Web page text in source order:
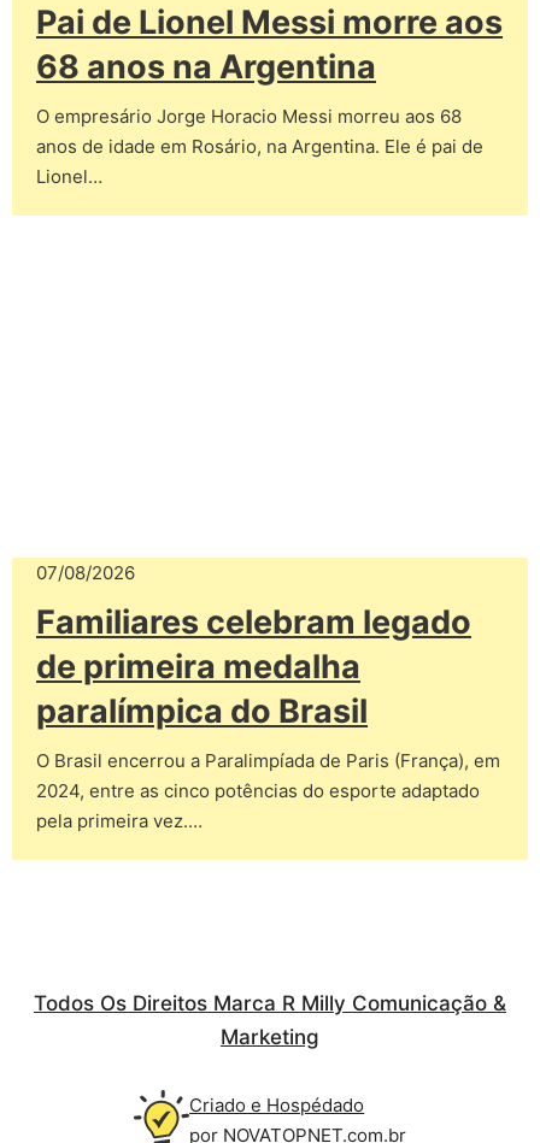
Pai de Lionel Messi morre aos
68 anos na Argentina
O empresário Jorge Horacio Messi morreu aos 68
anos de idade em Rosário, na Argentina. Ele é pai de
Lionel…
07/08/2026
Familiares celebram legado
de primeira medalha
paralímpica do Brasil
O Brasil encerrou a Paralimpíada de Paris (França), em
2024, entre as cinco potências do esporte adaptado
pela primeira vez.…
Todos Os Direitos Marca R Milly Comunicação &
Marketing
Criado e Hospédado
por NOVATOPNET.com.br